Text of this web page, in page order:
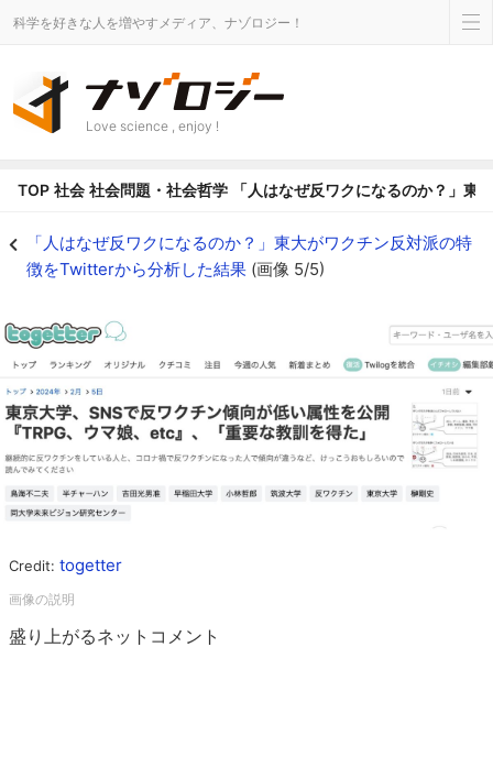
科学を好きな人を増やすメディア、ナゾロジー！
Love science , enjoy !
TOP 社会 社会問題・社会哲学 「人はなぜ反ワクになるのか？」
「人はなぜ反ワクになるのか？」東大がワクチン反対派の特
徴をTwitterから分析した結果 (画像 5/5)
Credit: togetter
盛り上がるネットコメント